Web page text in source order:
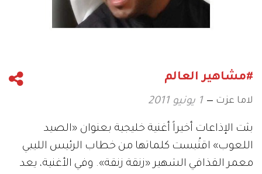
#مشاهير العالم
لاما عزت 1 يونيو 2011
بثت الإذاعات أخيراً أغنية خليجية بعنوان «الصيد
اللعوب» اقتُبست كلماتها من خطاب الرئيس الليبي
معمر القذافي الشهير «زنقة زنقة». وفي الأغنية، يعد